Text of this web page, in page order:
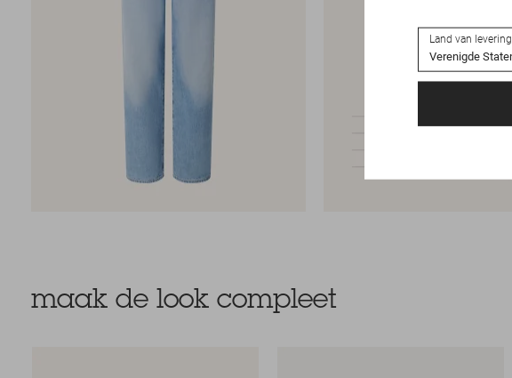
maak de look compleet
Land van levering